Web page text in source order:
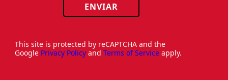
ENVIAR
This site is protected by reCAPTCHA and the
Google Privacy Policy and Terms of Service apply.